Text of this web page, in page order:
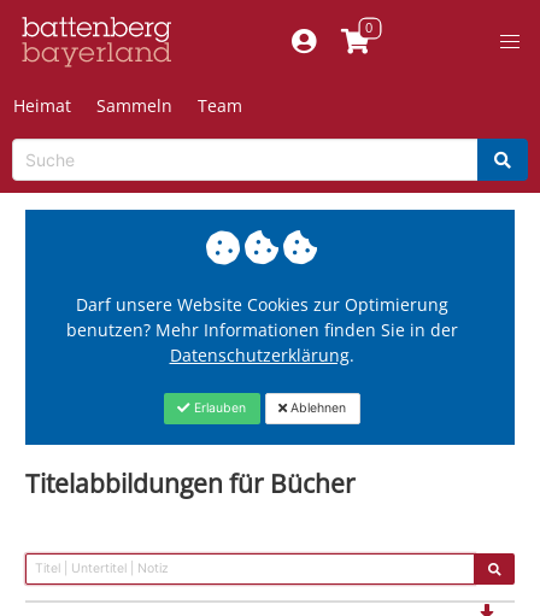
Heimat Sammeln Team
Darf unsere Website Cookies zur Optimierung
benutzen? Mehr Informationen finden Sie in der
Datenschutzerklärung.
Erlauben Ablehnen
Titelabbildungen für Bücher